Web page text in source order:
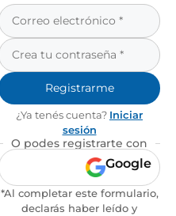
Registrarme
¿Ya tenés cuenta? Iniciar
sesión
O podes registrarte con
Google
*Al completar este formulario,
declarás haber leído y